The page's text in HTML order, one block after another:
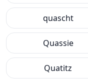
quascht
Quassie
Quatitz